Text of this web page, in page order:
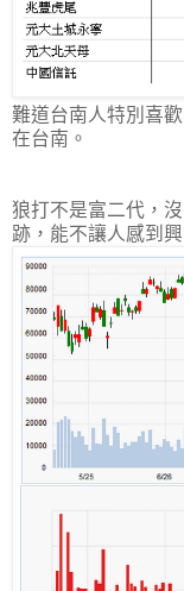
難道台南人特別喜
在台南。
狼打不是富二代，
跡，能不讓人感到興